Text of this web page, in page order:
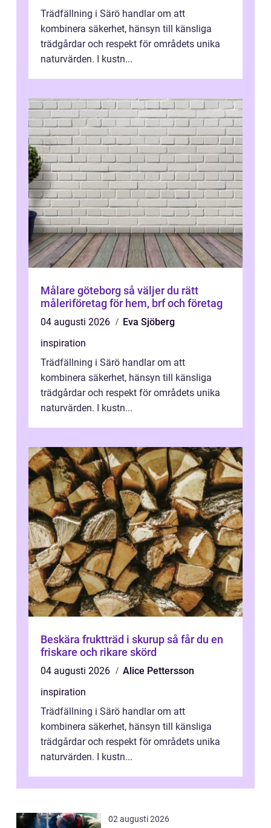
Trädfällning i Särö handlar om att
kombinera säkerhet, hänsyn till känsliga
trädgårdar och respekt för områdets unika
naturvärden. I kustn...
Målare göteborg så väljer du rätt
måleriföretag för hem, brf och företag
04 augusti 2026
Eva Sjöberg
inspiration
Trädfällning i Särö handlar om att
kombinera säkerhet, hänsyn till känsliga
trädgårdar och respekt för områdets unika
naturvärden. I kustn...
Beskära fruktträd i skurup så får du en
friskare och rikare skörd
04 augusti 2026
Alice Pettersson
inspiration
Trädfällning i Särö handlar om att
kombinera säkerhet, hänsyn till känsliga
trädgårdar och respekt för områdets unika
naturvärden. I kustn...
02 augusti 2026